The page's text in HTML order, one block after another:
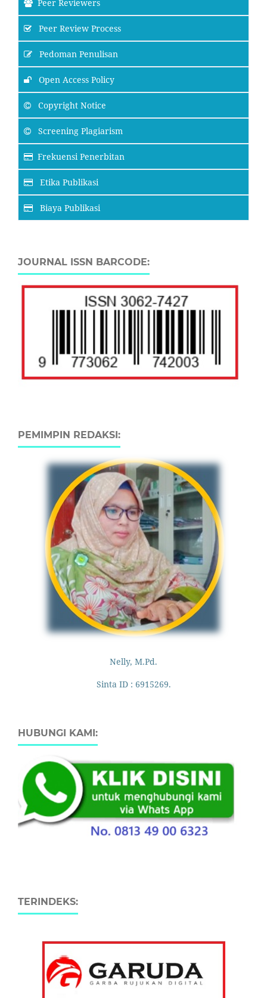
Peer Reviewers
Peer Review Process
Pedoman Penulisan
Open Access Policy
Copyright Notice
Screening Plagiarism
Frekuensi Penerbitan
Etika Publikasi
Biaya Publikasi
JOURNAL ISSN BARCODE:
PEMIMPIN REDAKSI:
Nelly, M.Pd.
Sinta ID : 6915269.
HUBUNGI KAMI:
TERINDEKS: